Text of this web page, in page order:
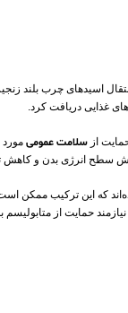
اسیدهای چرب بلند
غذایی دریافت کرد.
از سلامت عمومی مورد
سطح انرژی بدن و
که این ترکیب ممکن
حمایت از